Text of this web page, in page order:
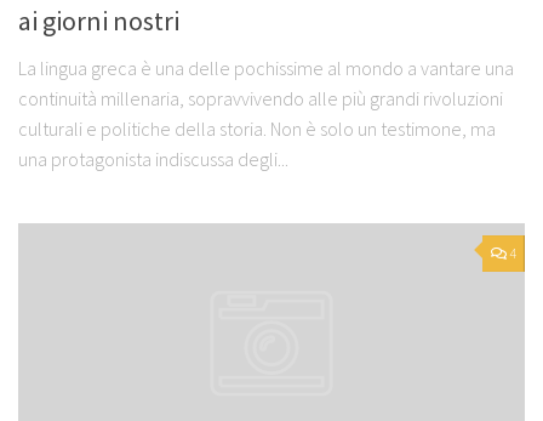
ai giorni nostri
La lingua greca è una delle pochissime al mondo a vantare una
continuità millenaria, sopravvivendo alle più grandi rivoluzioni
culturali e politiche della storia. Non è solo un testimone, ma
una protagonista indiscussa degli...
4